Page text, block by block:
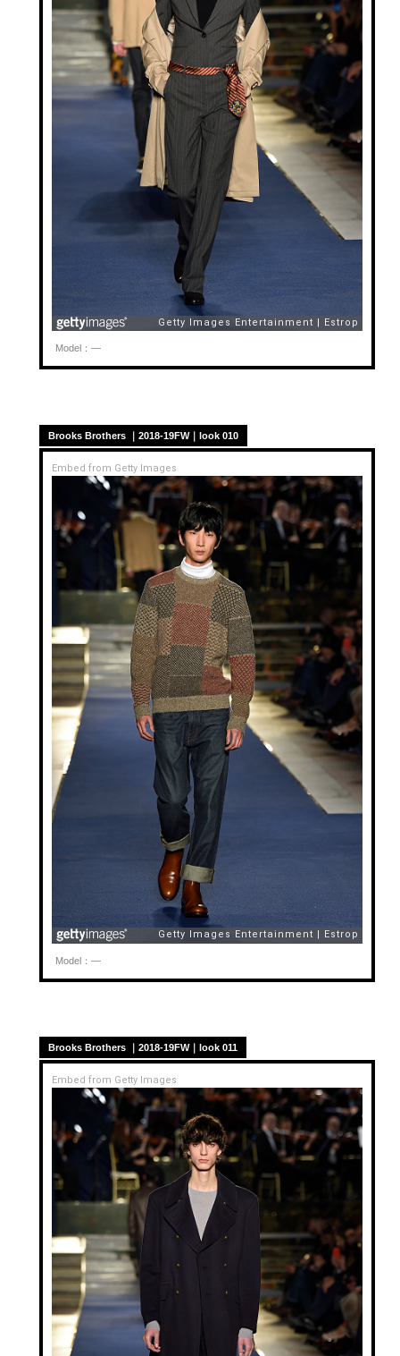
Model：—
Brooks Brothers ｜2018-19FW｜look 010
Embed from Getty Images
Model：—
Brooks Brothers ｜2018-19FW｜look 011
Embed from Getty Images